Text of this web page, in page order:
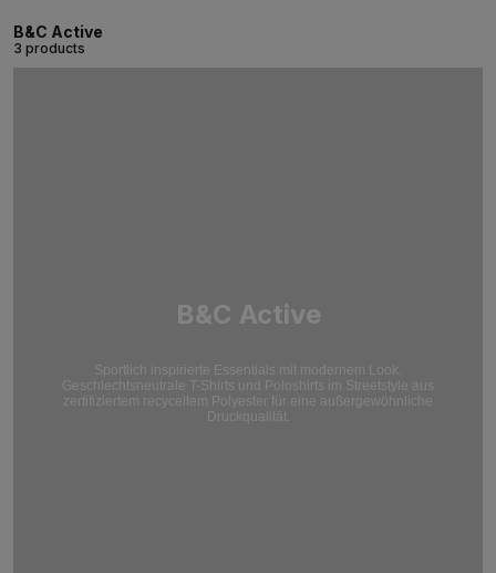
B&C Active
3 products
B&C Active
Sportlich inspirierte Essentials mit modernem Look.
Geschlechtsneutrale T-Shirts und Poloshirts im Streetstyle aus
zertifiziertem recyceltem Polyester für eine außergewöhnliche
Druckqualität.